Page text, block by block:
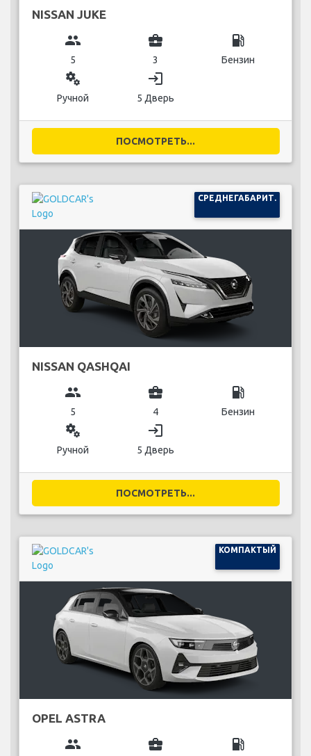
NISSAN JUKE
group
5
business_center
3
local_gas_station
Бензин
miscellaneous_services
Ручной
login
5 Дверь
ПОСМОТРЕТЬ...
СРЕДНЕГАБАРИТ.
NISSAN QASHQAI
group
5
business_center
4
local_gas_station
Бензин
miscellaneous_services
Ручной
login
5 Дверь
ПОСМОТРЕТЬ...
КОМПАКТЫЙ
OPEL ASTRA
group business_center local_gas_station